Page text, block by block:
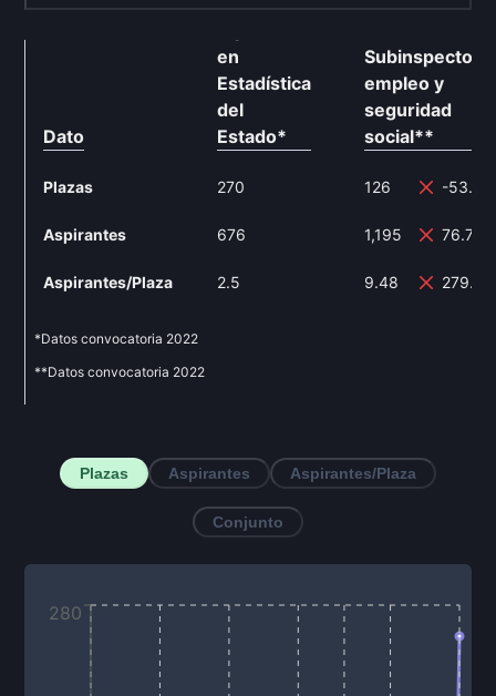
Dato
en
Estadística
del
Estado*
Plazas 270
Aspirantes 676
Aspirantes/Plaza 2.5
Subinspector
empleo y
seguridad
social**
126 -
1,195 76.78%
9.48 279.2%
*Datos convocatoria 2022
**Datos convocatoria 2022
Plazas Aspirantes Aspirantes/Plaza
Conjunto
280